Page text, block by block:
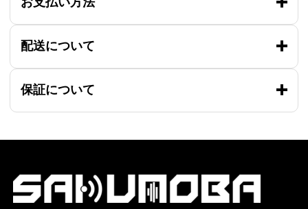
配送について
保証について